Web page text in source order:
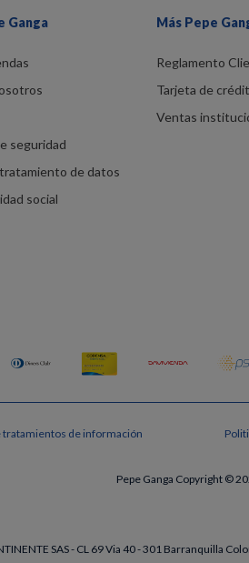
Ganga
seguridad
de datos
social
Más Pepe
Reglamento
Tarjeta de
Ventas
tratamientos de información
Pepe Ganga Copyright ©
SAS - CL 69 Via 40 - 301 Barranquilla